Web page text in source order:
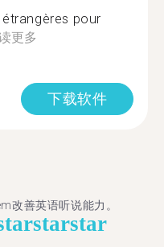
pour
更多
下载软件
改善英语听说能力。
starstar